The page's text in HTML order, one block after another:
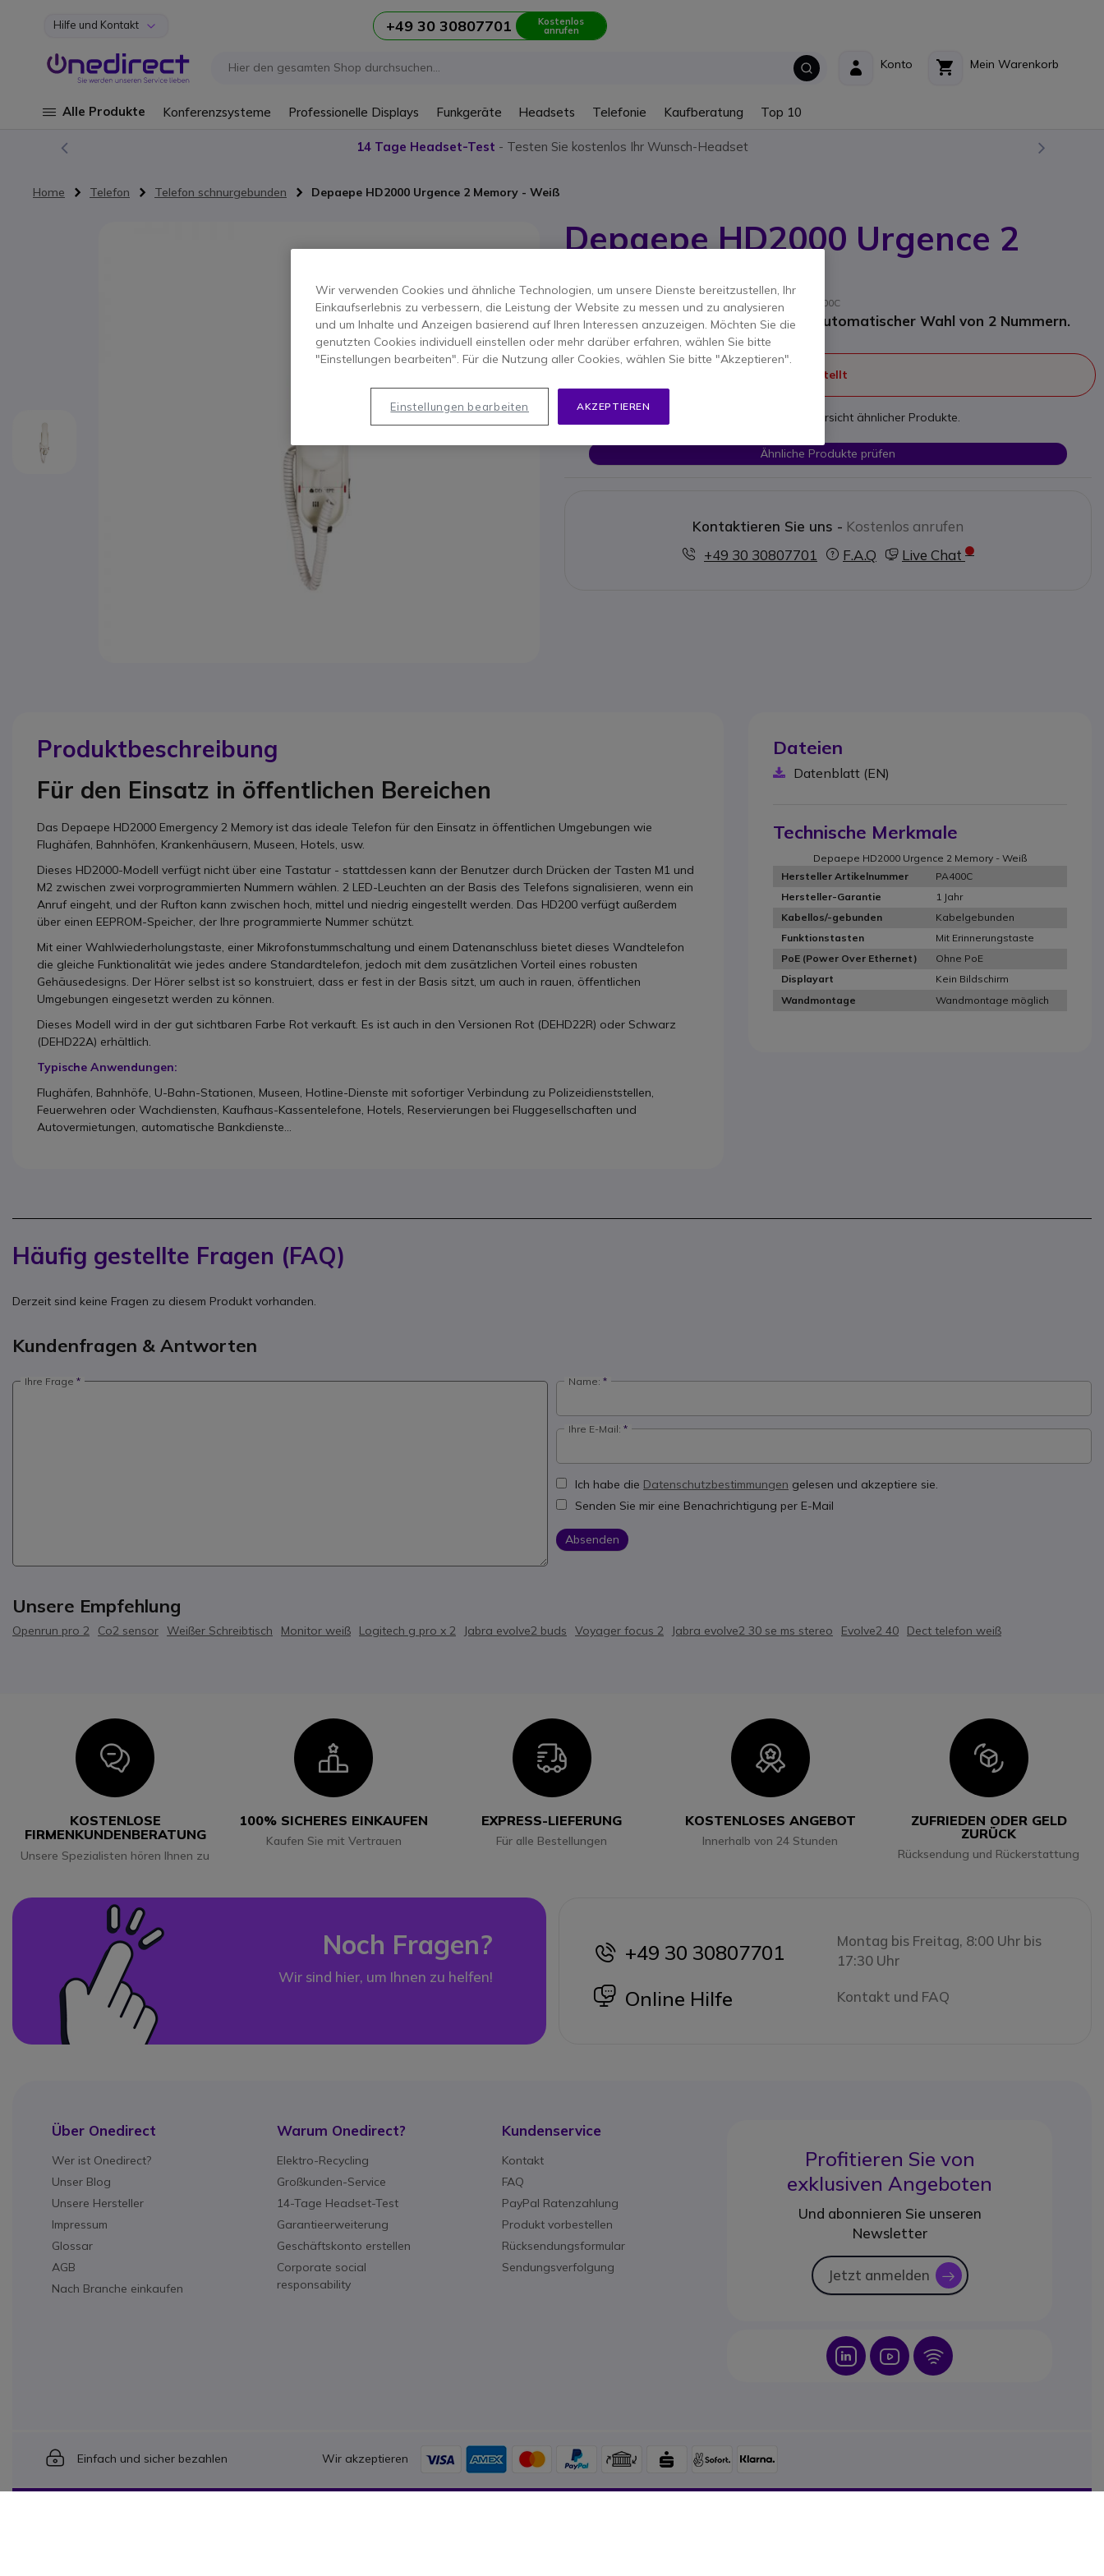
Zum Inhalt springen
Hilfe und Kontakt +49 30 30807701 Kostenlos
anrufen
Mein Warenkorb
Konto
Alle Produkte Konferenzsysteme Professionelle Displays Funkgeräte Headsets Telefonie Kaufberatung Top 10
14 Tage Headset-Test - Testen Sie kostenlos Ihr Wunsch-Headset
Home Telefon Telefon schnurgebunden Depaepe HD2000 Urgence 2 Memory - Weiß
Depaepe HD2000 Urgence 2
Produkt-Referenz: DEHD22B // Hersteller-Referenz: PA400C
Depaepe HD2000 Notruftelefon mit automatischer Wahl von 2 Nummern.
Dieses Produkt wird nicht mehr hergestellt
Hier finden Sie eine Übersicht ähnlicher Produkte.
Ähnliche Produkte prüfen
Kontaktieren Sie uns - Kostenlos anrufen
+49 30 30807701
F.A.Q Live Chat
Produktbeschreibung
Für den Einsatz in öffentlichen Bereichen
Das Depaepe HD2000 Emergency 2 Memory ist das ideale Telefon für den Einsatz in öffentlichen Umgebungen wie
Flughäfen, Bahnhöfen, Krankenhäusern, Museen, Hotels, usw.
Dieses HD2000-Modell verfügt nicht über eine Tastatur - stattdessen kann der Benutzer durch Drücken der Tasten M1 und
M2 zwischen zwei vorprogrammierten Nummern wählen. 2 LED-Leuchten an der Basis des Telefons signalisieren, wenn ein
Anruf eingeht, und der Rufton kann zwischen hoch, mittel und niedrig eingestellt werden. Das HD200 verfügt außerdem
über einen EEPROM-Speicher, der Ihre programmierte Nummer schützt.
Mit einer Wahlwiederholungstaste, einer Mikrofonstummschaltung und einem Datenanschluss bietet dieses Wandtelefon
die gleiche Funktionalität wie jedes andere Standardtelefon, jedoch mit dem zusätzlichen Vorteil eines robusten
Gehäusedesigns. Der Hörer selbst ist so konstruiert, dass er fest in der Basis sitzt, um auch in rauen, öffentlichen
Umgebungen eingesetzt werden zu können.
Dieses Modell wird in der gut sichtbaren Farbe Rot verkauft. Es ist auch in den Versionen Rot (DEHD22R) oder Schwarz
(DEHD22A) erhältlich.
Typische Anwendungen:
Flughäfen, Bahnhöfe, U-Bahn-Stationen, Museen, Hotline-Dienste mit sofortiger Verbindung zu Polizeidienststellen,
Feuerwehren oder Wachdiensten, Kaufhaus-Kassentelefone, Hotels, Reservierungen bei Fluggesellschaften und
Autovermietungen, automatische Bankdienste...
Dateien
Datenblatt (EN)
Technische Merkmale
Depaepe HD2000 Urgence 2 Memory - Weiß
Hersteller Artikelnummer
PA400C
Hersteller-Garantie
1 Jahr
Kabellos/-gebunden
Kabelgebunden
Funktionstasten
Mit Erinnerungstaste
PoE (Power Over Ethernet)
Ohne PoE
Displayart
Kein Bildschirm
Wandmontage
Wandmontage möglich
Häufig gestellte Fragen (FAQ)
Derzeit sind keine Fragen zu diesem Produkt vorhanden.
Kundenfragen & Antworten
Ihre Frage Name:
Ihre E-Mail:
Ich habe die Datenschutzbestimmungen gelesen und akzeptiere sie.
Senden Sie mir eine Benachrichtigung per E-Mail
Absenden
Unsere Empfehlung
Openrun pro 2 Co2 sensor Weißer Schreibtisch Monitor weiß Logitech g pro x 2 Jabra evolve2 buds Voyager focus 2 Jabra evolve2 30 se ms stereo Evolve2 40 Dect telefon weiß
Icon
KOSTENLOSE
FIRMENKUNDENBERATUNG
Unsere Spezialisten hören Ihnen zu
Icon
100% SICHERES EINKAUFEN
Kaufen Sie mit Vertrauen
Icon
EXPRESS-LIEFERUNG
Für alle Bestellungen
Icon
KOSTENLOSES ANGEBOT
Innerhalb von 24 Stunden
Icon
ZUFRIEDEN ODER GELD
ZURÜCK
Rücksendung und Rückerstattung
Noch Fragen?
Wir sind hier, um Ihnen zu helfen!
icon
+49 30 30807701
Montag bis Freitag, 8:00 Uhr bis
17:30 Uhr
icon
Online Hilfe Kontakt und FAQ
Über Onedirect
Wer ist Onedirect?
Unser Blog
Unsere Hersteller
Impressum
Glossar
AGB
Nach Branche einkaufen
Warum Onedirect?
Elektro-Recycling
Großkunden-Service
14-Tage Headset-Test
Garantieerweiterung
Geschäftskonto erstellen
Corporate social
responsability
Kundenservice
Kontakt
FAQ
PayPal Ratenzahlung
Produkt vorbestellen
Rücksendungsformular
Sendungsverfolgung
Profitieren Sie von
exklusiven Angeboten
Und abonnieren Sie unseren
Newsletter
Jetzt anmelden icon
Icon Icon Icon
Icon
Einfach und sicher bezahlen Wir akzeptieren
Wir verwenden Cookies und ähnliche Technologien, um unsere Dienste bereitzustellen, Ihr
Einkaufserlebnis zu verbessern, die Leistung der Website zu messen und zu analysieren
und um Inhalte und Anzeigen basierend auf Ihren Interessen anzuzeigen. Möchten Sie die
genutzten Cookies individuell einstellen oder mehr darüber erfahren, wählen Sie bitte
"Einstellungen bearbeiten". Für die Nutzung aller Cookies, wählen Sie bitte "Akzeptieren".
AKZEPTIEREN
Einstellungen bearbeiten